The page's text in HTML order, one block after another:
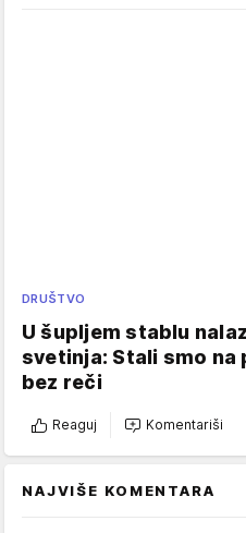
DRUŠTVO
U šupljem stablu
svetinja: Stali smo
bez reči
Reaguj Komentariši
NAJVIŠE KOMENTARA